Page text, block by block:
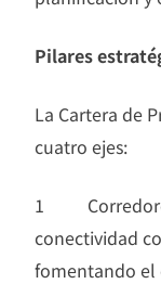
Pilares
La Cartera de
cuatro ejes:
1 Corredores
conectividad
fomentando el